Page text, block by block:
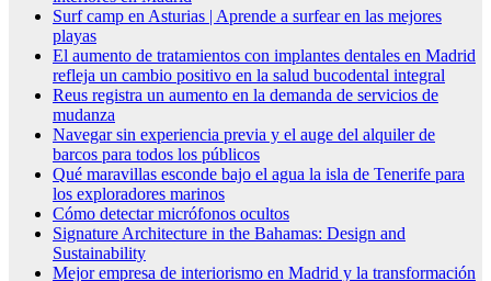
Surf camp en Asturias | Aprende a surfear en las mejores
playas
El aumento de tratamientos con implantes dentales en Madrid
refleja un cambio positivo en la salud bucodental integral
Reus registra un aumento en la demanda de servicios de
mudanza
Navegar sin experiencia previa y el auge del alquiler de
barcos para todos los públicos
Qué maravillas esconde bajo el agua la isla de Tenerife para
los exploradores marinos
Cómo detectar micrófonos ocultos
Signature Architecture in the Bahamas: Design and
Sustainability
Mejor empresa de interiorismo en Madrid y la transformación